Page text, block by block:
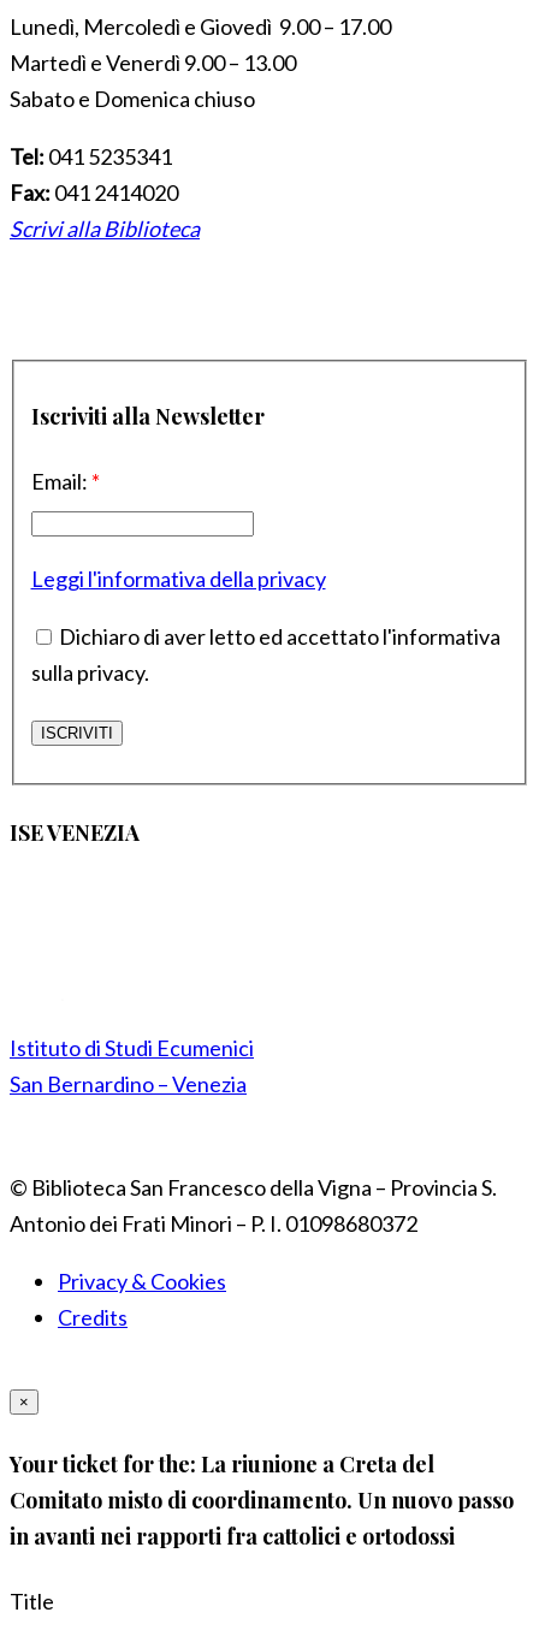
Lunedì, Mercoledì e Giovedì 9.00 – 17.00
Martedì e Venerdì 9.00 – 13.00
Sabato e Domenica chiuso
Tel: 041 5235341
Fax: 041 2414020
Scrivi alla Biblioteca
Iscriviti alla Newsletter
Email: *
Leggi l'informativa della privacy
Dichiaro di aver letto ed accettato l'informativa
sulla privacy.
ISE VENEZIA
Istituto di Studi Ecumenici
San Bernardino – Venezia
© Biblioteca San Francesco della Vigna – Provincia S.
Antonio dei Frati Minori – P. I. 01098680372
Privacy & Cookies
Credits
×
Your ticket for the: La riunione a Creta del
Comitato misto di coordinamento. Un nuovo passo
in avanti nei rapporti fra cattolici e ortodossi
Title